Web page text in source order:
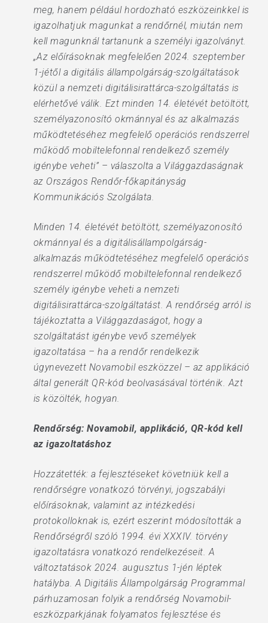
meg, hanem például hordozható eszközeinkkel is
igazolhatjuk magunkat a rendőrnél, miután nem
kell magunknál tartanunk a személyi igazolványt.
„Az előírásoknak megfelelően 2024. szeptember
1-jétől a digitális állampolgárság-szolgáltatások
közül a nemzeti digitálisirattárca-szolgáltatás is
elérhetővé válik. Ezt minden 14. életévét betöltött,
személyazonosító okmánnyal és az alkalmazás
működtetéséhez megfelelő operációs rendszerrel
működő mobiltelefonnal rendelkező személy
igénybe veheti” – válaszolta a Világgazdaságnak
az Országos Rendőr-főkapitányság
Kommunikációs Szolgálata.
Minden 14. életévét betöltött, személyazonosító
okmánnyal és a digitálisállampolgárság-
alkalmazás működtetéséhez megfelelő operációs
rendszerrel működő mobiltelefonnal rendelkező
személy igénybe veheti a nemzeti
digitálisirattárca-szolgáltatást. A rendőrség arról is
tájékoztatta a Világgazdaságot, hogy a
szolgáltatást igénybe vevő személyek
igazoltatása – ha a rendőr rendelkezik
úgynevezett Novamobil eszközzel – az applikáció
által generált QR-kód beolvasásával történik. Azt
is közölték, hogyan.
Rendőrség: Novamobil, applikáció, QR-kód kell
az igazoltatáshoz
Hozzátették: a fejlesztéseket követniük kell a
rendőrségre vonatkozó törvényi, jogszabályi
előírásoknak, valamint az intézkedési
protokolloknak is, ezért eszerint módosították a
Rendőrségről szóló 1994. évi XXXIV. törvény
igazoltatásra vonatkozó rendelkezéseit. A
változtatások 2024. augusztus 1-jén léptek
hatályba. A Digitális Állampolgárság Programmal
párhuzamosan folyik a rendőrség Novamobil-
eszközparkjának folyamatos fejlesztése és